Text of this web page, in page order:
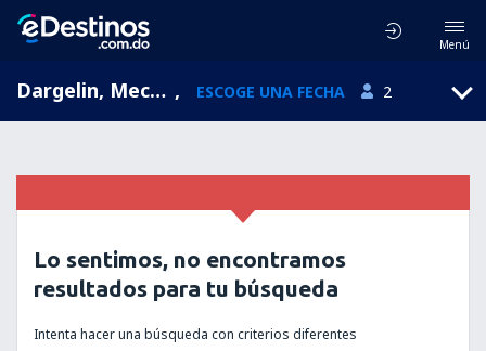
Menú
Dargelin, Mecklemburgo-Pomerania Occidental, Alemania , ESCOGE UNA FECHA 2
Lo sentimos, no encontramos
resultados para tu búsqueda
Intenta hacer una búsqueda con criterios diferentes